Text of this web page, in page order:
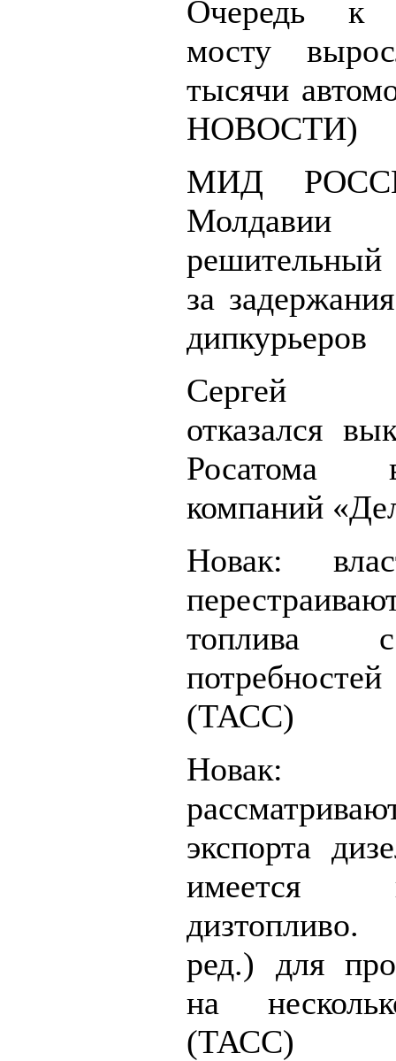
Очередь к
мосту
тысячи
НОВОСТИ)
МИД
решительный
за
дипкурьеров
Сергей
отказался
Росатома
компаний
Новак:
топлива
(ТАСС)
Новак:
экспорта
ред.) для
на
(ТАСС)